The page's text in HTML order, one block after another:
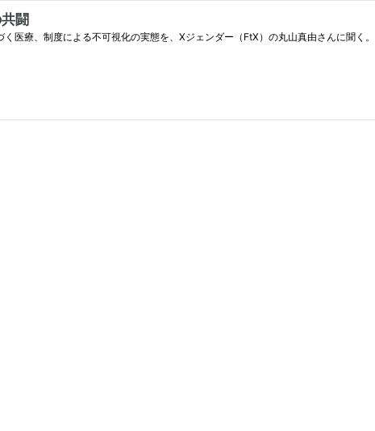
闘
医療、制度による不可視化の実態を、Xジェンダー（FtX）の丸山真由さんに聞く。